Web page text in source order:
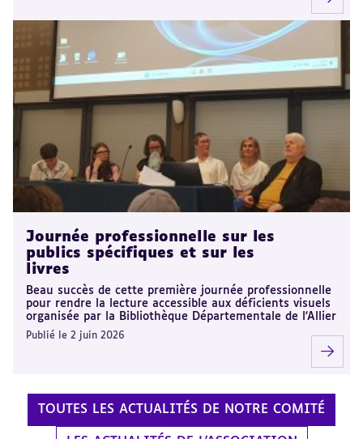
Journée professionnelle sur les
publics spécifiques et sur les
livres
Beau succès de cette première journée professionnelle
pour rendre la lecture accessible aux déficients visuels
organisée par la Bibliothèque Départementale de l'Allier
Publié le 2 juin 2026
TOUTES LES ACTUALITÉS DE NOTRE COMITÉ